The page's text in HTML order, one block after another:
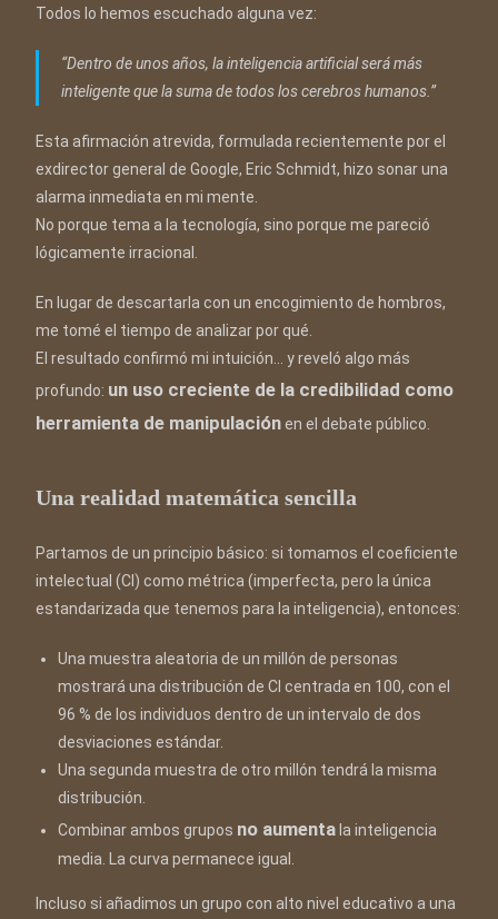
Todos lo hemos escuchado alguna vez:
“Dentro de unos años, la inteligencia artificial será más
inteligente que la suma de todos los cerebros humanos.”
Esta afirmación atrevida, formulada recientemente por el
exdirector general de Google, Eric Schmidt, hizo sonar una
alarma inmediata en mi mente.
No porque tema a la tecnología, sino porque me pareció
lógicamente irracional.
En lugar de descartarla con un encogimiento de hombros,
me tomé el tiempo de analizar por qué.
El resultado confirmó mi intuición… y reveló algo más
profundo: un uso creciente de la credibilidad como
herramienta de manipulaciónen el debate público.
Una realidad matemática sencilla
Partamos de un principio básico: si tomamos el coeficiente
intelectual (CI) como métrica (imperfecta, pero la única
estandarizada que tenemos para la inteligencia), entonces:
Una muestra aleatoria de un millón de personas
mostrará una distribución de CI centrada en 100, con el
96 % de los individuos dentro de un intervalo de dos
desviaciones estándar.
Una segunda muestra de otro millón tendrá la misma
distribución.
Combinar ambos grupos no aumenta la inteligencia
media. La curva permanece igual.
Incluso si añadimos un grupo con alto nivel educativo a una